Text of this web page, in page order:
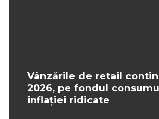
Vânzările de retail
2026, pe fondul
inflației ridicate